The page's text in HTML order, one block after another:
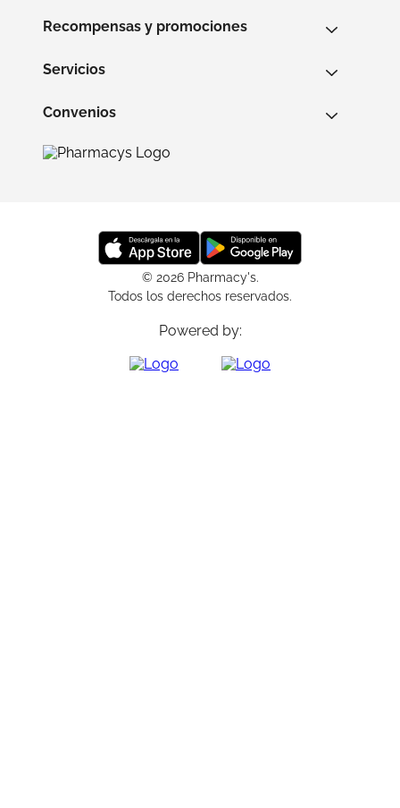
Recompensas y promociones
Servicios
Convenios
© 2026 Pharmacy's.
Todos los derechos reservados.
Powered by: